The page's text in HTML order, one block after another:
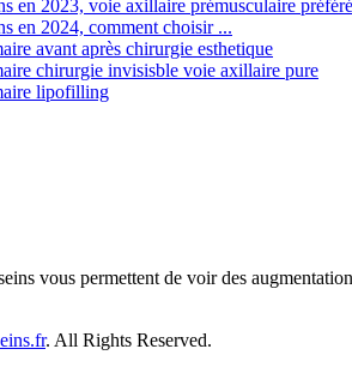
en 2023, voie axillaire prémusculaire
en 2024, comment choisir ...
avant après chirurgie esthetique
chirurgie invisisble voie axillaire pure
lipofilling
vous permettent de voir des
. All Rights Reserved.